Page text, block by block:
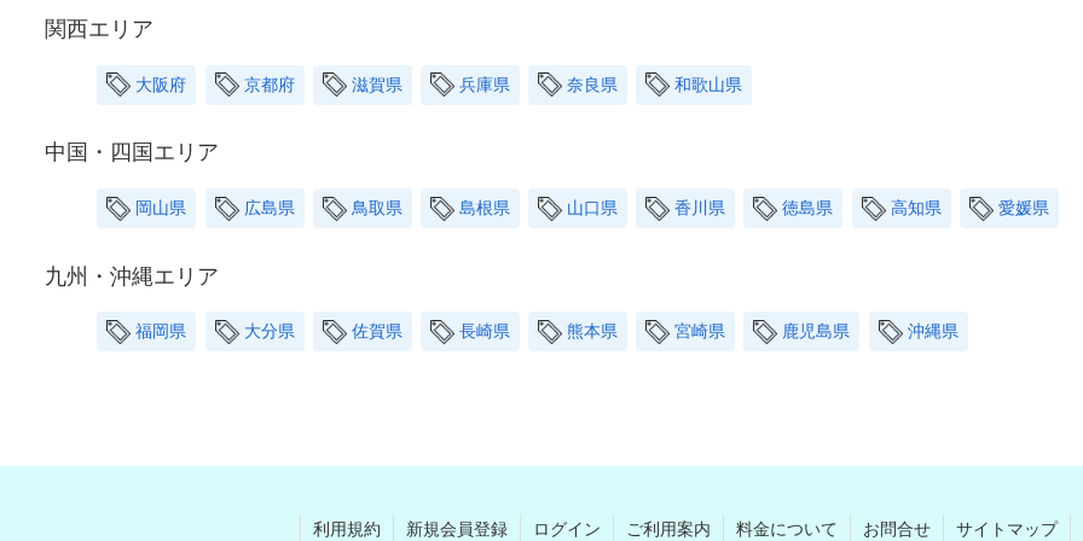
関西エリア
大阪府 京都府 滋賀県 兵庫県 奈良県 和歌山県
中国・四国エリア
岡山県 広島県 鳥取県 島根県 山口県 香川県 徳島県 高知県 愛媛県
九州・沖縄エリア
福岡県 大分県 佐賀県 長崎県 熊本県 宮崎県 鹿児島県 沖縄県
利用規約 新規会員登録 ログイン ご利用案内 料金について お問合せ サイトマップ